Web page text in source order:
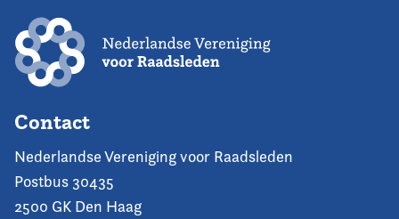
Contact
Nederlandse Vereniging voor Raadsleden
Postbus 30435
2500 GK Den Haag